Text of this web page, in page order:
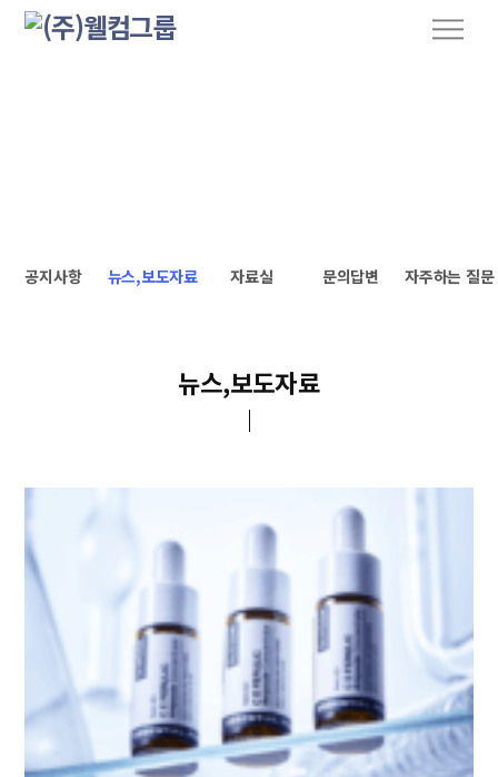
M
e
공지사항 뉴스,보도자료 자료실 문의답변 자주하는 질문
뉴스,보도자료